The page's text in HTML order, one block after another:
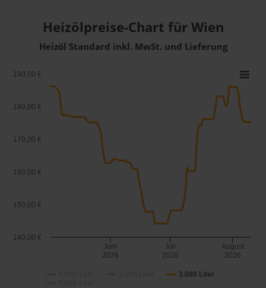
Heizölpreise-Chart für Wien
Heizöl Standard inkl. MwSt. und Lieferung
3.000 Liter
Juni
2026
Juli
2026
August
2026
140,00 €
150,00 €
160,00 €
170,00 €
180,00 €
190,00 €